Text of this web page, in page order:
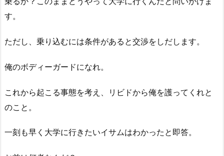
す。
ただし、乗り込むには条件があると交渉をしだします。
俺のボディーガードになれ。
これから起こる事態を考え、リビドから俺を護ってくれと
のこと。
一刻も早く大学に行きたいイサムはわかったと即答。